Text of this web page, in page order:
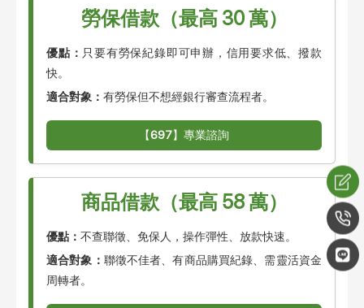
勞保借款（最高 30 萬）
優點： 只要有勞保紀錄即可申辦，信用要求低、撥款
快。
適合對象： 有勞保但不想經銀行審查流程者。
【697】專業諮詢
商品借款（最高 58 萬）
優點： 不查聯徵、免保人，操作彈性、放款快速。
適合對象： 聯徵不佳者、有商品購買紀錄、需靈活資金
周轉者。